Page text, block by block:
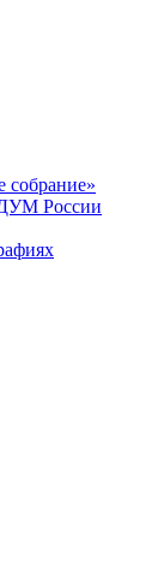
собрание»
России